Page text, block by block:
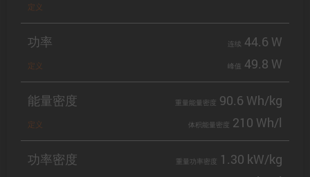
定义
功率
定义
连续 44.6 W
峰值 49.8 W
能量密度
定义
重量能量密度 90.6 Wh/kg
体积能量密度 210 Wh/l
功率密度 重量功率密度
1.30 kW/kg